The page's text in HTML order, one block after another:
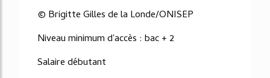
© Brigitte Gilles de la Londe/ONISEP
Niveau minimum d'accès : bac + 2
Salaire débutant